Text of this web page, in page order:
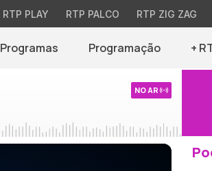
RTP PLAY RTP PALCO RTP ZIG ZAG
Programas Programação +
NO AR